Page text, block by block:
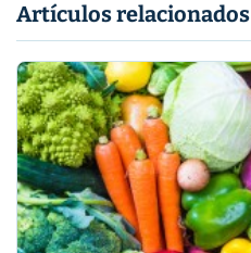
Artículos relacionados